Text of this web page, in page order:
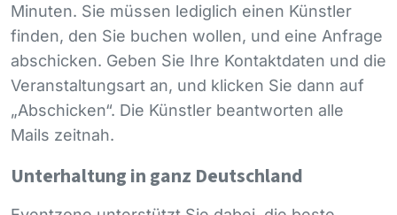
Minuten. Sie müssen lediglich einen Künstler
finden, den Sie buchen wollen, und eine Anfrage
abschicken. Geben Sie Ihre Kontaktdaten und die
Veranstaltungsart an, und klicken Sie dann auf
„Abschicken“. Die Künstler beantworten alle
Mails zeitnah.
Unterhaltung in ganz Deutschland